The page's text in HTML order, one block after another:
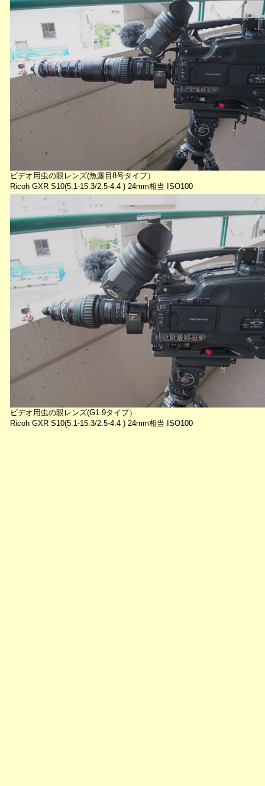
ビデオ用虫の眼レンズ(魚露目8号タイプ）
Ricoh GXR S10(5.1-15.3/2.5-4.4 ) 24mm相当 ISO100
ビデオ用虫の眼レンズ(G1.9タイプ）
Ricoh GXR S10(5.1-15.3/2.5-4.4 ) 24mm相当 ISO100